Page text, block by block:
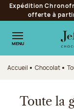
Aller à la navigation
Aller au contenu
Aller au pied de
Expédition
offerte à
MENU
Accueil Chocolat
Toute la